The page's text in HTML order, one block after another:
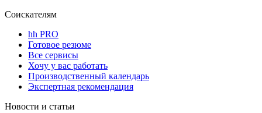
Соискателям
hh PRO
Готовое резюме
Все сервисы
Хочу у вас работать
Производственный календарь
Экспертная рекомендация
Новости и статьи